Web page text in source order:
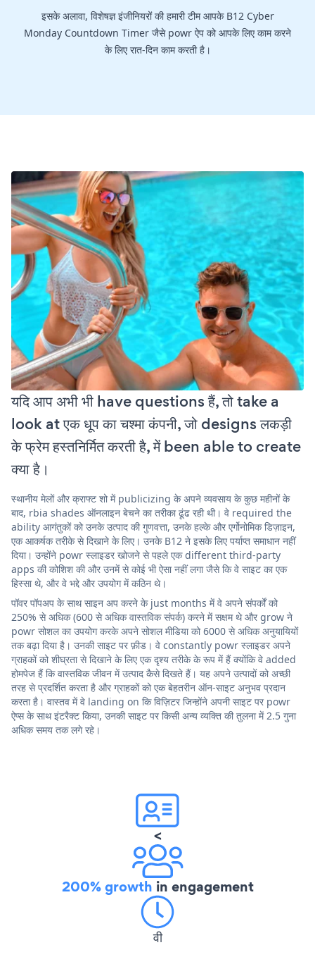
इसके अलावा, विशेषज्ञ इंजीनियरों की हमारी टीम आपके B12 Cyber
Monday Countdown Timer जैसे powr ऐप को आपके लिए काम करने
के लिए रात-दिन काम करती है।
यदि आप अभी भी have questions हैं, तो take a
look at एक धूप का चश्मा कंपनी, जो designs लकड़ी
के फ्रेम हस्तनिर्मित करती है, में been able to create
क्या है।
स्थानीय मेलों और क्राफ्ट शो में publicizing के अपने व्यवसाय के कुछ महीनों के
बाद, rbia shades ऑनलाइन बेचने का तरीका ढूंढ रही थी। वे required the
ability आगंतुकों को उनके उत्पाद की गुणवत्ता, उनके हल्के और एर्गोनोमिक डिज़ाइन,
एक आकर्षक तरीके से दिखाने के लिए। उनके B12 ने इसके लिए पर्याप्त समाधान नहीं
दिया। उन्होंने powr स्लाइडर खोजने से पहले एक different third-party
apps की कोशिश की और उनमें से कोई भी ऐसा नहीं लगा जैसे कि वे साइट का एक
हिस्सा थे, और वे भद्दे और उपयोग में कठिन थे।
पॉवर पॉपअप के साथ साइन अप करने के just months में वे अपने संपर्कों को
250% से अधिक (600 से अधिक वास्तविक संपर्क) करने में सक्षम थे और grow ने
powr सोशल का उपयोग करके अपने सोशल मीडिया को 6000 से अधिक अनुयायियों
तक बढ़ा दिया है। उनकी साइट पर फ़ीड। वे constantly powr स्लाइडर अपने
ग्राहकों को शीघ्रता से दिखाने के लिए एक दृश्य तरीके के रूप में हैं क्योंकि वे added
होमपेज हैं कि वास्तविक जीवन में उत्पाद कैसे दिखते हैं। यह अपने उत्पादों को अच्छी
तरह से प्रदर्शित करता है और ग्राहकों को एक बेहतरीन ऑन-साइट अनुभव प्रदान
करता है। वास्तव में वे landing on कि विज़िटर जिन्होंने अपनी साइट पर powr
ऐप्स के साथ इंटरैक्ट किया, उनकी साइट पर किसी अन्य व्यक्ति की तुलना में 2.5 गुना
अधिक समय तक लगे रहे।
<
200% growth in engagement
वी